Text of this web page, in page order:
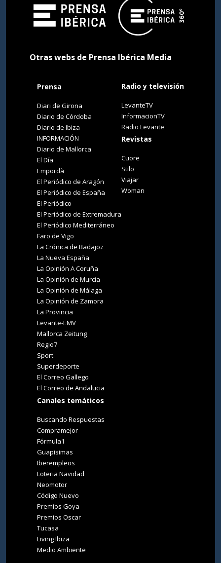
Otras webs de Prensa Ibérica Media
Prensa
Diari de Girona
Diario de Córdoba
Diario de Ibiza
INFORMACIÓN
Diario de Mallorca
El Día
Empordà
El Periódico de Aragón
El Periódico de España
El Periódico
El Periódico de Extremadura
El Periódico Mediterráneo
Faro de Vigo
La Crónica de Badajoz
La Nueva España
La Opinión A Coruña
La Opinión de Murcia
La Opinión de Málaga
La Opinión de Zamora
La Provincia
Levante-EMV
Mallorca Zeitung
Regio7
Sport
Superdeporte
El Correo Gallego
El Correo de Andalucia
Canales temáticos
Buscando Respuestas
Compramejor
Fórmula1
Guapisimas
Iberempleos
Loteria Navidad
Neomotor
Código Nuevo
Premios Goya
Premios Oscar
Tucasa
Living Ibiza
Medio Ambiente
Radio y televisión
LevanteTV
InformacionTV
Radio Levante
Revistas
Cuore
Stilo
Viajar
Woman